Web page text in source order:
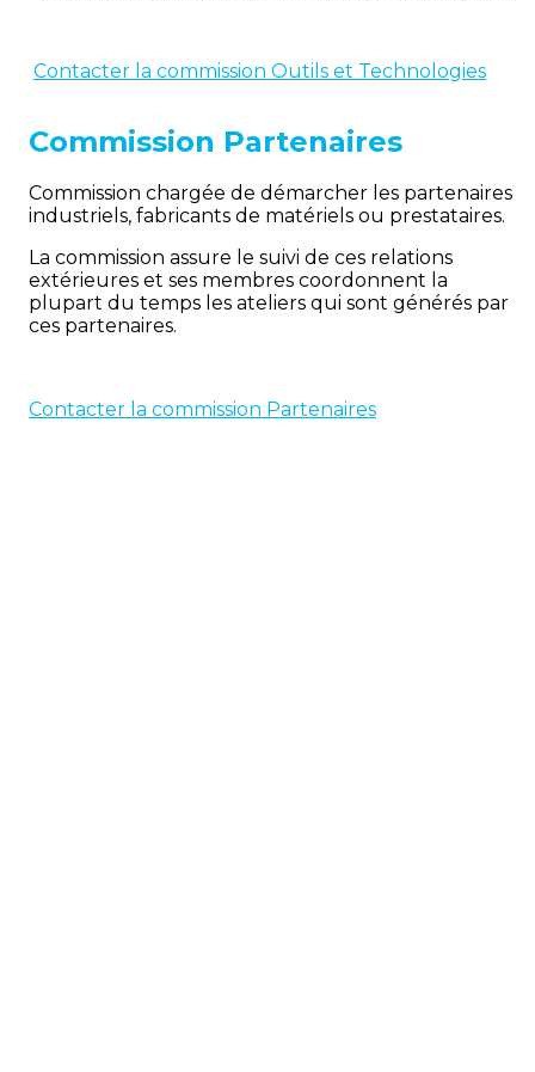
Contacter la commission Outils et Technologies
Commission Partenaires
Commission chargée de démarcher les partenaires
industriels, fabricants de matériels ou prestataires.
La commission assure le suivi de ces relations
extérieures et ses membres coordonnent la
plupart du temps les ateliers qui sont générés par
ces partenaires.
Contacter la commission Partenaires